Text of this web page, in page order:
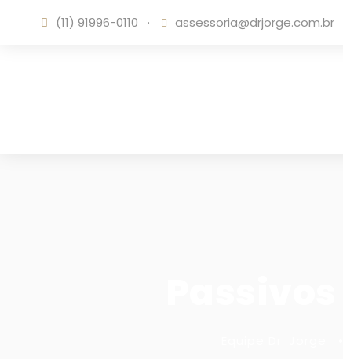
(11) 91996-0110 · assessoria@drjorge.com.br